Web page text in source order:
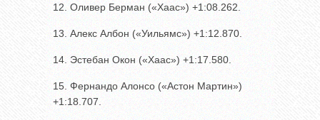
12. Оливер Берман («Хаас») +1:08.262.
13. Алекс Албон («Уильямс») +1:12.870.
14. Эстебан Окон («Хаас») +1:17.580.
15. Фернандо Алонсо («Астон Мартин»)
+1:18.707.